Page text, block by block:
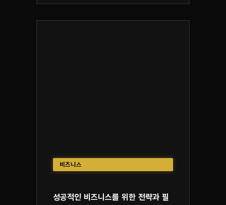
비즈니스
성공적인 비즈니스를 위한 전략과 필